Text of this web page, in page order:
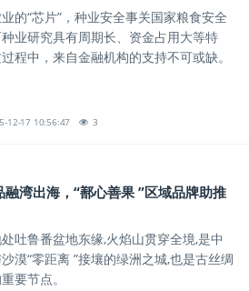
的“芯片”，种业安全事关国家粮食安全
业研究具有周期长、资金占用大等特
程中，来自金融机构的支持不可或缺。
12-17 10:56:47 3
湾出海，“鄯心善果 ”区域品牌助推
吐鲁番盆地东缘,火焰山贯穿全境,是中
漠“零距离 ”接壤的绿洲之城,也是古丝绸
要节点。